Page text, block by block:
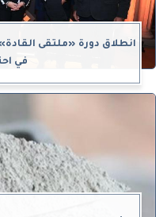
انطلاق دورة «ملتقى
في